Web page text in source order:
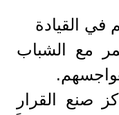
مع الشباب
صنع القرار